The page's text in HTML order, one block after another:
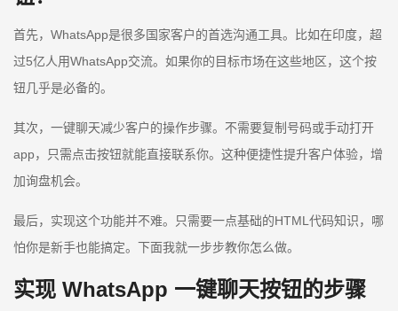
首先，WhatsApp是很多国家客户的首选沟通工具。比如在印度，超
过5亿人用WhatsApp交流。如果你的目标市场在这些地区，这个按
钮几乎是必备的。
其次，一键聊天减少客户的操作步骤。不需要复制号码或手动打开
app，只需点击按钮就能直接联系你。这种便捷性提升客户体验，增
加询盘机会。
最后，实现这个功能并不难。只需要一点基础的HTML代码知识，哪
怕你是新手也能搞定。下面我就一步步教你怎么做。
实现 WhatsApp 一键聊天按钮的步骤